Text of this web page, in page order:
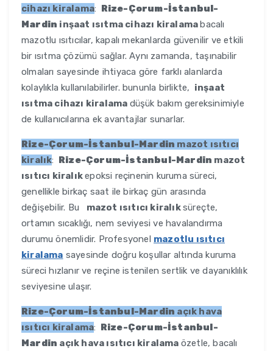
cihazı kiralama: Rize-Çorum-İstanbul-
Mardin inşaat ısıtma cihazı kiralamabacalı
mazotlu ısıtıcılar, kapalı mekanlarda güvenilir ve etkili
bir ısıtma çözümü sağlar. Aynı zamanda, taşınabilir
olmaları sayesinde ihtiyaca göre farklı alanlarda
kolaylıkla kullanılabilirler. bununla birlikte, inşaat
ısıtma cihazı kiralama düşük bakım gereksinimiyle
de kullanıcılarına ek avantajlar sunarlar.
Rize-Çorum-İstanbul-Mardin mazot ısıtıcı
kiralık: Rize-Çorum-İstanbul-Mardin mazot
ısıtıcı kiralıkepoksi reçinenin kuruma süreci,
genellikle birkaç saat ile birkaç gün arasında
değişebilir. Bu
mazot ısıtıcı kiralıksüreçte,
ortamın sıcaklığı, nem seviyesi ve havalandırma
durumu önemlidir. Profesyonel mazotlu ısıtıcı
kiralama sayesinde doğru koşullar altında kuruma
süreci hızlanır ve reçine istenilen sertlik ve dayanıklılık
seviyesine ulaşır.
Rize-Çorum-İstanbul-Mardin açık hava
ısıtıcı kiralama: Rize-Çorum-İstanbul-
Mardin açık hava ısıtıcı kiralama özetle, bacalı